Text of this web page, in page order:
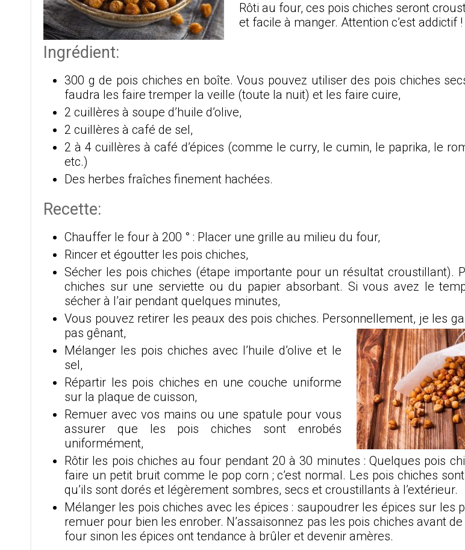
Rôti au four, ces pois chiches seront
et facile à manger. Attention c’est addictif !
Ingrédient:
300 g de pois chiches en boîte. Vous pouvez utiliser des pois chiches
faudra les faire tremper la veille (toute la nuit) et les faire cuire,
2 cuillères à soupe d’huile d’olive,
2 cuillères à café de sel,
2 à 4 cuillères à café d’épices (comme le curry, le cumin, le paprika, le
etc.)
Des herbes fraîches finement hachées.
Recette:
Chauffer le four à 200 ° : Placer une grille au milieu du four,
Rincer et égoutter les pois chiches,
Sécher les pois chiches (étape importante pour un résultat croustillant).
chiches sur une serviette ou du papier absorbant. Si vous avez le
sécher à l’air pendant quelques minutes,
Vous pouvez retirer les peaux des pois chiches. Personnellement, je les
pas gênant,
Mélanger les pois chiches avec l’huile d’olive et le
sel,
Répartir les pois chiches en une couche uniforme
sur la plaque de cuisson,
Remuer avec vos mains ou une spatule pour vous
assurer que les pois chiches sont enrobés
uniformément,
Rôtir les pois chiches au four pendant 20 à 30 minutes : Quelques pois
faire un petit bruit comme le pop corn ; c’est normal. Les pois chiches
qu’ils sont dorés et légèrement sombres, secs et croustillants à l’extérieur.
Mélanger les pois chiches avec les épices : saupoudrer les épices sur les
remuer pour bien les enrober. N’assaisonnez pas les pois chiches avant
four sinon les épices ont tendance à brûler et devenir amères.